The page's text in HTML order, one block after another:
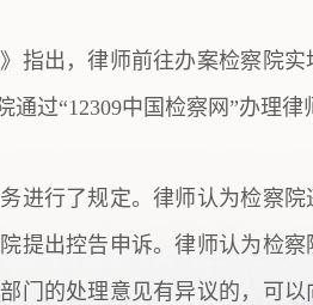
指出，律师前往办案检察院
过“12309中国检察网”办理律
进行了规定。律师认为检察
提出控告申诉。律师认为检
门的处理意见有异议的，可